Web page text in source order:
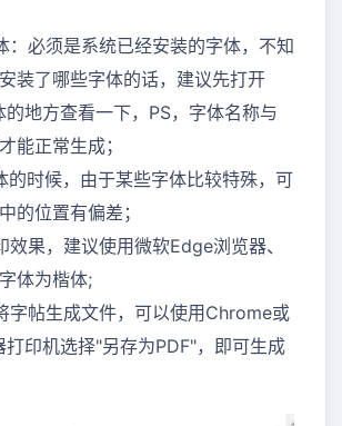
：必须是系统已经安装的字体，不知
装了哪些字体的话，建议先打开
地方查看一下，PS，字体名称与
能正常生成；
的时候，由于某些字体比较特殊，可
的位置有偏差；
效果，建议使用微软Edge浏览器、
体为楷体;
字帖生成文件，可以使用Chrome或
印机选择"另存为PDF"，即可生成